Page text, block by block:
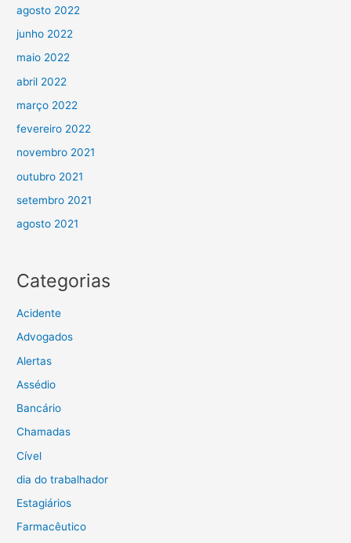
agosto 2022
junho 2022
maio 2022
abril 2022
março 2022
fevereiro 2022
novembro 2021
outubro 2021
setembro 2021
agosto 2021
Categorias
Acidente
Advogados
Alertas
Assédio
Bancário
Chamadas
Cível
dia do trabalhador
Estagiários
Farmacêutico